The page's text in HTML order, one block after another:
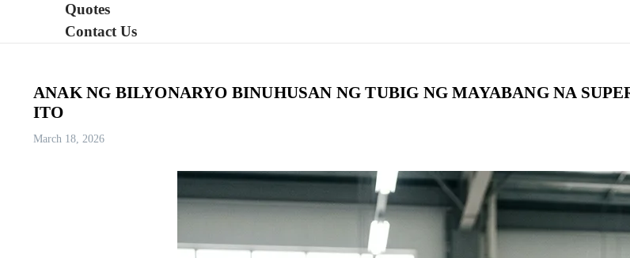
Quotes
Contact Us
ANAK NG BILYONARYO BINUHUSAN NG TUBIG NG MAYABANG NA
ITO
March 18, 2026